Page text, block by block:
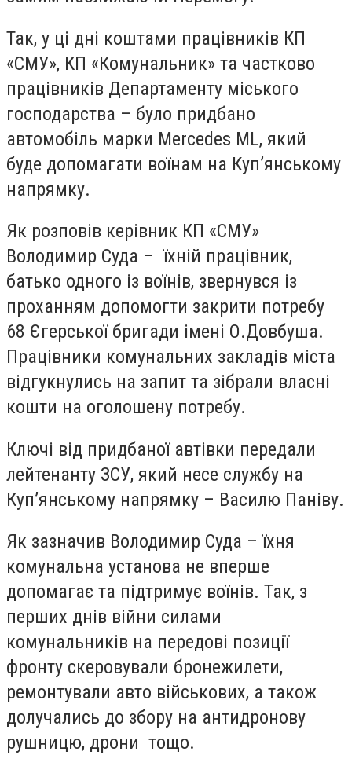
Так, у ці дні коштами працівників КП
«СМУ», КП «Комунальник» та частково
працівників Департаменту міського
господарства – було придбано
автомобіль марки Mercedes ML, який
буде допомагати воїнам на Куп’янському
напрямку.
Як розповів керівник КП «СМУ»
Володимир Суда – їхній працівник,
батько одного із воїнів, звернувся із
проханням допомогти закрити потребу
68 Єгерської бригади імені О.Довбуша.
Працівники комунальних закладів міста
відгукнулись на запит та зібрали власні
кошти на оголошену потребу.
Ключі від придбаної автівки передали
лейтенанту ЗСУ, який несе службу на
Куп’янському напрямку – Василю Паніву.
Як зазначив Володимир Суда – їхня
комунальна установа не вперше
допомагає та підтримує воїнів. Так, з
перших днів війни силами
комунальників на передові позиції
фронту скеровували бронежилети,
ремонтували авто військових, а також
долучались до збору на антидронову
рушницю, дрони тощо.